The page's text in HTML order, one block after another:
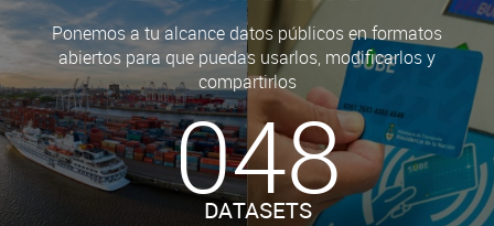
Ponemos a tu alcance datos públicos en formatos
abiertos para que puedas usarlos, modificarlos y
compartirlos
048
DATASETS